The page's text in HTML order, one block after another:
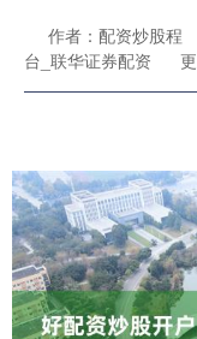
作者：配资炒股程
台_联华证券配资